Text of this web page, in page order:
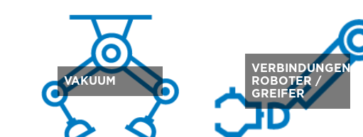
VAKUUM
VERBINDUNGEN
ROBOTER /
GREIFER